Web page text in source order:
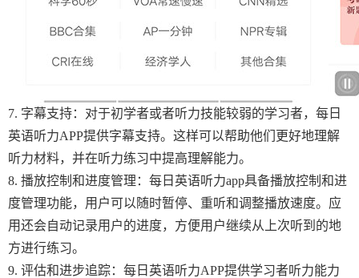
7. 字幕支持：对于初学者或者听力技能较弱的学习者，每日
英语听力APP提供字幕支持。这样可以帮助他们更好地理解
听力材料，并在听力练习中提高理解能力。
8. 播放控制和进度管理：每日英语听力app具备播放控制和进
度管理功能，用户可以随时暂停、重听和调整播放速度。应
用还会自动记录用户的进度，方便用户继续从上次听到的地
方进行练习。
9. 评估和进步追踪：每日英语听力APP提供学习者听力能力